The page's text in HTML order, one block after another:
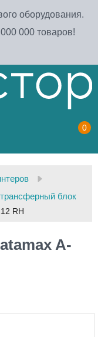
оборудования.
000 товаров!
0
блок
RH
A-